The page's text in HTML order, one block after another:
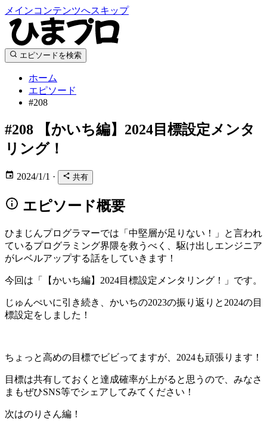
メインコンテンツへスキップ
エピソードを検索
ホーム
エピソード
#208
#208 【かいち編】2024目標設定メンタ
リング！
2024/1/1 · 共有
エピソード概要
ひまじんプログラマーでは「中堅層が足りない！」と言われ
ているプログラミング界隈を救うべく、駆け出しエンジニア
がレベルアップする話をしていきます！
今回は「【かいち編】2024目標設定メンタリング！」です。
じゅんぺいに引き続き、かいちの2023の振り返りと2024の目
標設定をしました！
ちょっと高めの目標でビビってますが、2024も頑張ります！
目標は共有しておくと達成確率が上がると思うので、みなさ
まもぜひSNS等でシェアしてみてください！
次はのりさん編！